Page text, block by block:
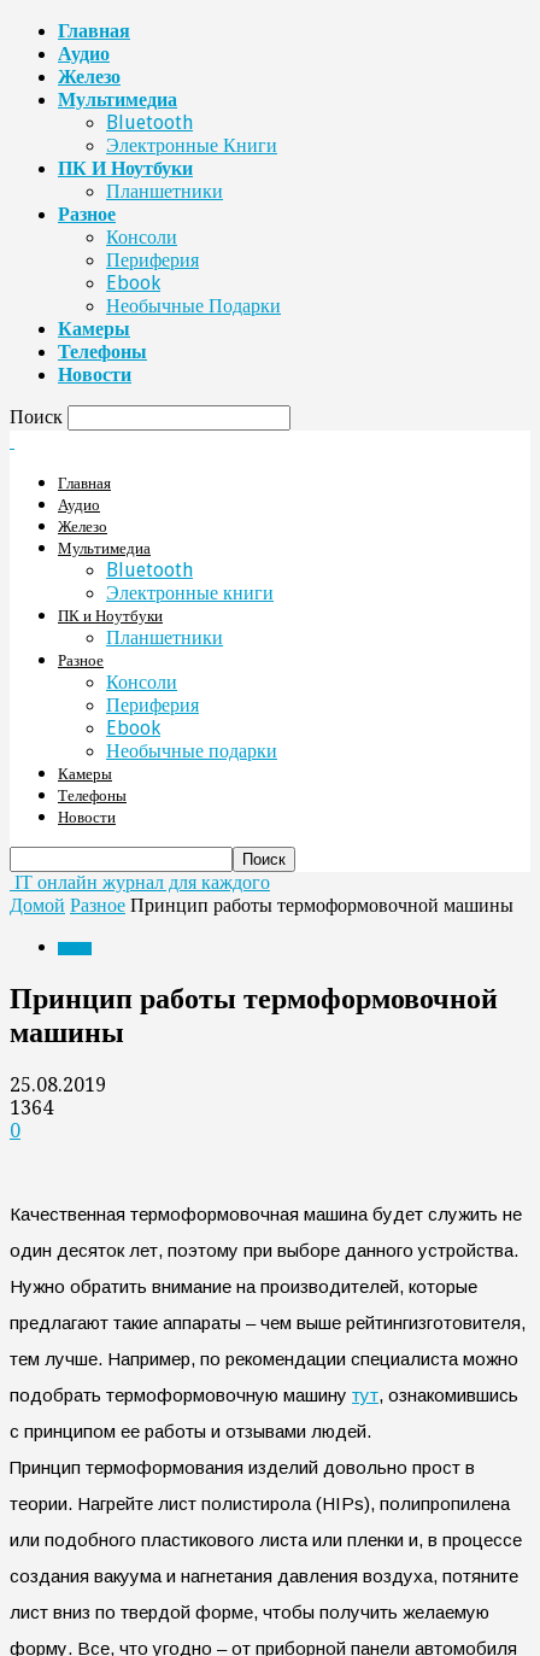
Главная
Аудио
Железо
Мультимедиа
Bluetooth
Электронные Книги
ПК И Ноутбуки
Планшетники
Разное
Консоли
Периферия
Ebook
Необычные Подарки
Камеры
Телефоны
Новости
Поиск
Главная
Аудио
Железо
Мультимедиа
Bluetooth
Электронные книги
ПК и Ноутбуки
Планшетники
Разное
Консоли
Периферия
Ebook
Необычные подарки
Камеры
Телефоны
Новости
IT онлайн журнал для каждого
Домой Разное Принцип работы термоформовочной машины
Принцип работы термоформовочной
машины
25.08.2019
1364
0
Качественная термоформовочная машина будет служить не
один десяток лет, поэтому при выборе данного устройства.
Нужно обратить внимание на производителей, которые
предлагают такие аппараты – чем выше рейтингизготовителя,
тем лучше. Например, по рекомендации специалиста можно
подобрать термоформовочную машину тут, ознакомившись
с принципом ее работы и отзывами людей.
Принцип термоформования изделий довольно прост в
теории. Нагрейте лист полистирола (HIPs), полипропилена
или подобного пластикового листа или пленки и, в процессе
создания вакуума и нагнетания давления воздуха, потяните
лист вниз по твердой форме, чтобы получить желаемую
форму. Все, что угодно – от приборной панели автомобиля